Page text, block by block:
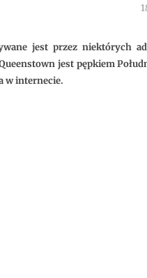
jest przez niektórych
jest pępkiem
w internecie.